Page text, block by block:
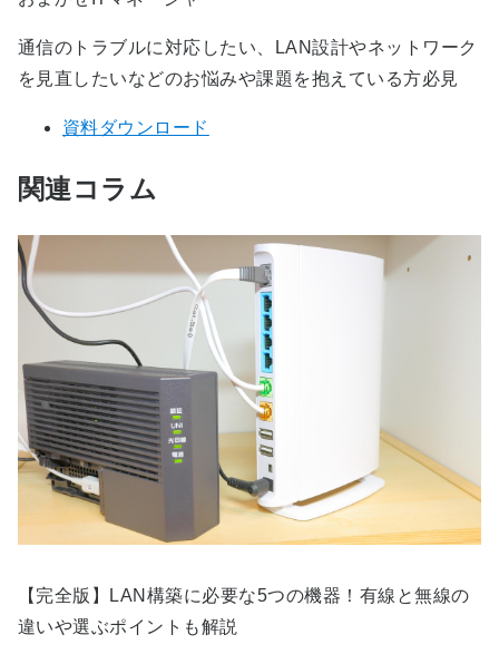
通信のトラブルに対応したい、LAN設計やネットワーク
を見直したいなどのお悩みや課題を抱えている方必見
資料ダウンロード
関連コラム
【完全版】LAN構築に必要な5つの機器！有線と無線の
違いや選ぶポイントも解説